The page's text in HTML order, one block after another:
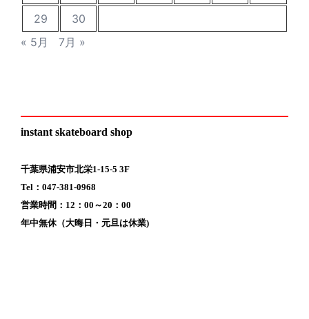
29
30
« 5月
7月 »
instant skateboard shop
千葉県浦安市北栄1-15-5 3F
Tel：047-381-0968
営業時間：12：00～20：00
年中無休（大晦日・元旦は休業)